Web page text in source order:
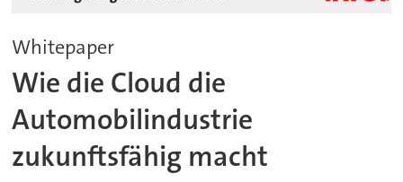
Whitepaper
Wie die Cloud die
Automobilindustrie
zukunftsfähig macht